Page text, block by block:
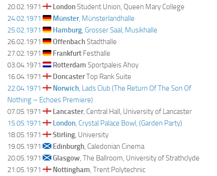
20.02.1971
LondonStudent Union, Queen Mary College
24.02.1971
Münster, Münsterlandhalle
25.02.1971
Hamburg, Grosser Saal, Musikhalle
26.02.1971
OffenbachStadthalle
27.02.1971
Frankfurt Festhalle
03.04.1971
Rotterdam Sportpaleis Ahoy
16.04.1971
DoncasterTop Rank Suite
22.04.1971
Norwich, Lads Club (The Return Of The Son Of
Nothing – Echoes Premiere)
07.05.1971
Lancaster, Central Hall, University of Lancaster
15.05.1971
London, Crystal Palace Bowl, (Garden Party)
18.05.1971
Stirling, University
19.05.1971
Edinburgh, Caledonian Cinema
20.05.1971
Glasgow, The Ballroom, University of Strathclyde
21.05.1971
Nottingham, Trent Polytechnic